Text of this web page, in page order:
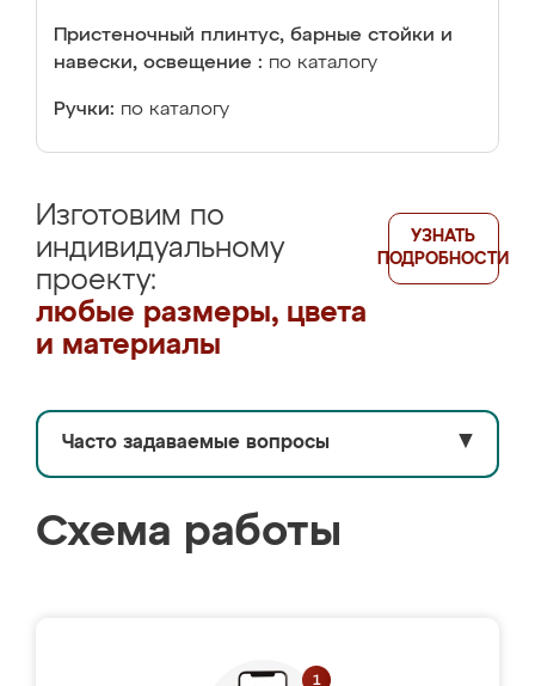
Пристеночный плинтус, барные стойки и
навески, освещение : по каталогу
Ручки: по каталогу
Изготовим по
индивидуальному
проекту:
любые размеры, цвета
и материалы
УЗНАТЬ
ПОДРОБНОСТИ
Часто задаваемые вопросы ▼
Схема работы